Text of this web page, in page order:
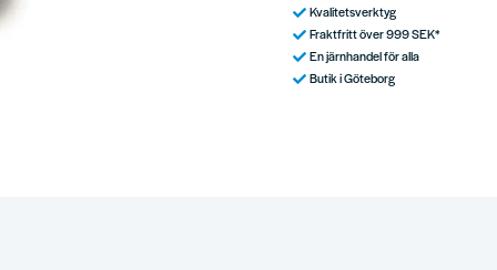
Kvalitetsverktyg
Fraktfritt över 999 SEK*
En järnhandel för alla
Butik i Göteborg